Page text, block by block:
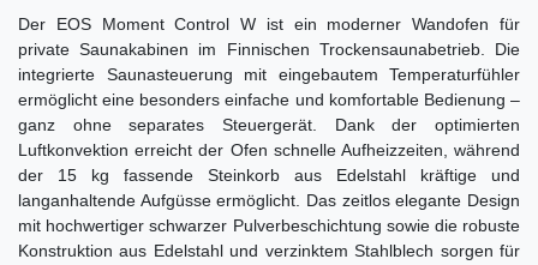
Der EOS Moment Control W ist ein moderner Wandofen für
private Saunakabinen im Finnischen Trockensaunabetrieb. Die
integrierte Saunasteuerung mit eingebautem Temperaturfühler
ermöglicht eine besonders einfache und komfortable Bedienung –
ganz ohne separates Steuergerät. Dank der optimierten
Luftkonvektion erreicht der Ofen schnelle Aufheizzeiten, während
der 15 kg fassende Steinkorb aus Edelstahl kräftige und
langanhaltende Aufgüsse ermöglicht. Das zeitlos elegante Design
mit hochwertiger schwarzer Pulverbeschichtung sowie die robuste
Konstruktion aus Edelstahl und verzinktem Stahlblech sorgen für